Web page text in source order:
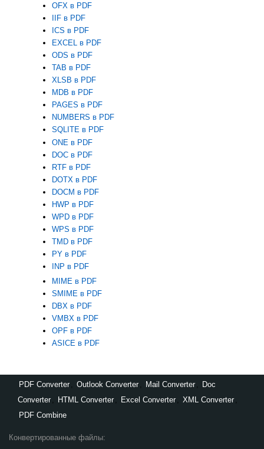
OFX в PDF
IIF в PDF
ICS в PDF
EXCEL в PDF
ODS в PDF
TAB в PDF
XLSB в PDF
MDB в PDF
PAGES в PDF
NUMBERS в PDF
SQLITE в PDF
ONE в PDF
DOC в PDF
RTF в PDF
DOTX в PDF
DOCM в PDF
HWP в PDF
WPD в PDF
WPS в PDF
TMD в PDF
PY в PDF
INP в PDF
MIME в PDF
SMIME в PDF
DBX в PDF
VMBX в PDF
OPF в PDF
ASICE в PDF
PDF Converter Outlook Converter Mail Converter
Doc
Converter
HTML Converter Excel Converter XML Converter
PDF Combine
Конвертированные файлы: